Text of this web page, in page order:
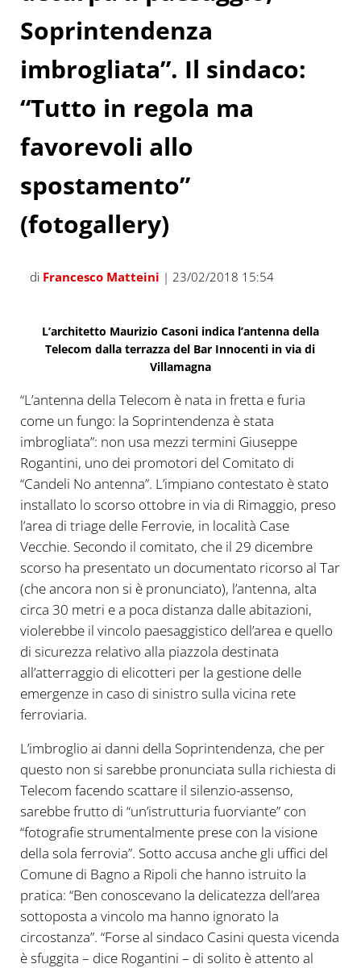
Soprintendenza
imbrogliata”. Il sindaco:
“Tutto in regola ma
favorevoli allo
spostamento”
(fotogallery)
di Francesco Matteini | 23/02/2018 15:54
L’architetto Maurizio Casoni indica l’antenna della
Telecom dalla terrazza del Bar Innocenti in via di
Villamagna
“L’antenna della Telecom è nata in fretta e furia
come un fungo: la Soprintendenza è stata
imbrogliata”: non usa mezzi termini Giuseppe
Rogantini, uno dei promotori del Comitato di
“Candeli No antenna”. L’impiano contestato è stato
installato lo scorso ottobre in via di Rimaggio, preso
l’area di triage delle Ferrovie, in località Case
Vecchie. Secondo il comitato, che il 29 dicembre
scorso ha presentato un documentato ricorso al Tar
(che ancora non si è pronunciato), l’antenna, alta
circa 30 metri e a poca distanza dalle abitazioni,
violerebbe il vincolo paesaggistico dell’area e quello
di sicurezza relativo alla piazzola destinata
all’atterraggio di elicotteri per la gestione delle
emergenze in caso di sinistro sulla vicina rete
ferroviaria.
L’imbroglio ai danni della Soprintendenza, che per
questo non si sarebbe pronunciata sulla richiesta di
Telecom facendo scattare il silenzio-assenso,
sarebbe frutto di “un’istrutturia fuorviante” con
“fotografie strumentalmente prese con la visione
della sola ferrovia”. Sotto accusa anche gli uffici del
Comune di Bagno a Ripoli che hanno istruito la
pratica: “Ben conoscevano la delicatezza dell’area
sottoposta a vincolo ma hanno ignorato la
circostanza”. “Forse al sindaco Casini questa vicenda
è sfuggita – dice Rogantini – di solito è attento al